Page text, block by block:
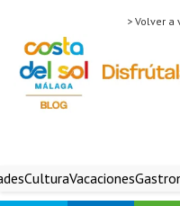
> Volver
CulturaVacaciones